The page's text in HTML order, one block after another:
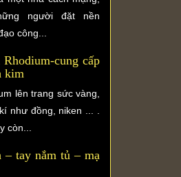
người đặt nền
công...
cung cấp
kim
lên trang sức vàng,
như đồng, niken ... .
còn...
– tay nắm tủ – mạ